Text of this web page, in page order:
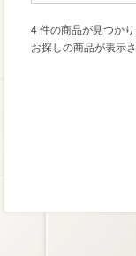
4 件の商品が見つかり
お探しの商品が表示